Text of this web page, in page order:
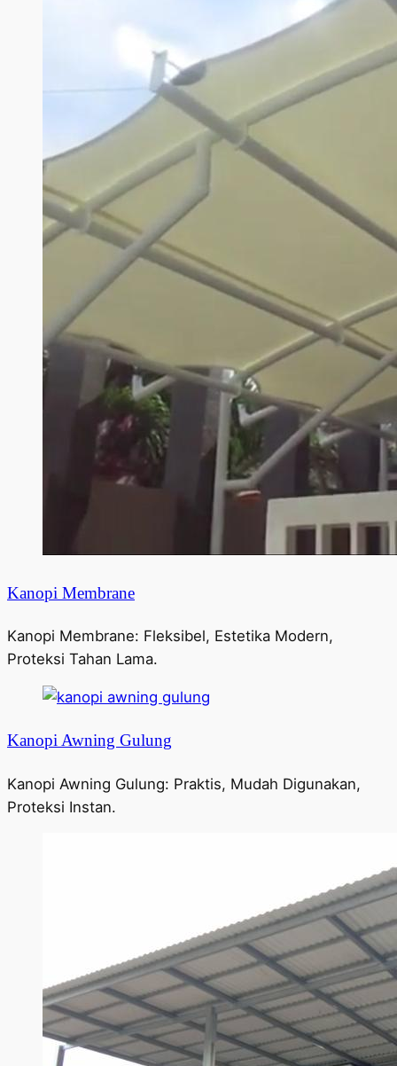
Kanopi Membrane
Kanopi Membrane: Fleksibel, Estetika Modern,
Proteksi Tahan Lama.
Kanopi Awning Gulung
Kanopi Awning Gulung: Praktis, Mudah Digunakan,
Proteksi Instan.